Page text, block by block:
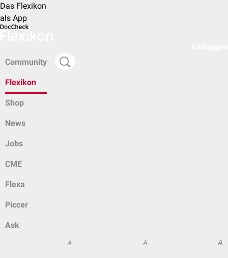
Das Flexikon
als App
Community
Flexikon
Shop
News
Jobs
CME
Flexa
Piccer
Ask
A A A